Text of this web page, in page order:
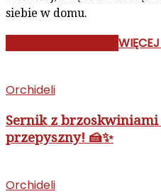
siebie w domu.
Orchideli
Sernik z brzoskwiniami
przepyszny! 🍰✨
Orchideli